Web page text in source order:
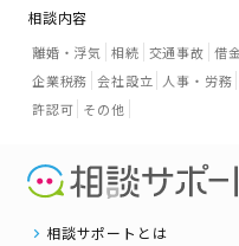
相談内容
離婚・浮気 相続 交通事故 借
企業税務 会社設立 人事・労務
許認可 その他
相談サポートとは